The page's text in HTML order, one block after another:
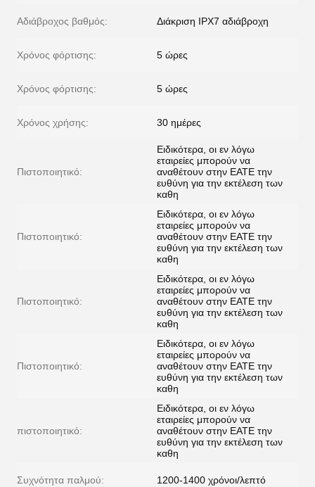
Αδιάβροχος βαθμός: Διάκριση IPX7 αδιάβροχη
Χρόνος φόρτισης: 5 ώρες
Χρόνος φόρτισης: 5 ώρες
Χρόνος χρήσης: 30 ημέρες
Πιστοποιητικό:
Ειδικότερα, οι εν λόγω
εταιρείες μπορούν να
αναθέτουν στην ΕΑΤΕ την
ευθύνη για την εκτέλεση των
καθη
Πιστοποιητικό:
Ειδικότερα, οι εν λόγω
εταιρείες μπορούν να
αναθέτουν στην ΕΑΤΕ την
ευθύνη για την εκτέλεση των
καθη
Πιστοποιητικό:
Ειδικότερα, οι εν λόγω
εταιρείες μπορούν να
αναθέτουν στην ΕΑΤΕ την
ευθύνη για την εκτέλεση των
καθη
Πιστοποιητικό:
Ειδικότερα, οι εν λόγω
εταιρείες μπορούν να
αναθέτουν στην ΕΑΤΕ την
ευθύνη για την εκτέλεση των
καθη
πιστοποιητικό:
Ειδικότερα, οι εν λόγω
εταιρείες μπορούν να
αναθέτουν στην ΕΑΤΕ την
ευθύνη για την εκτέλεση των
καθη
Συχνότητα παλμού: 1200-1400 χρόνοι/λεπτό